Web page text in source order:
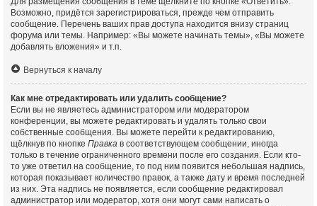
Возможно, придётся зарегистрироваться, прежде чем отправить
сообщение. Перечень ваших прав доступа находится внизу страниц
форума или темы. Например: «Вы можете начинать темы», «Вы можете
добавлять вложения» и т.п.
Вернуться к началу
Как мне отредактировать или удалить сообщение?
Если вы не являетесь администратором или модератором
конференции, вы можете редактировать и удалять только свои
собственные сообщения. Вы можете перейти к редактированию,
щёлкнув по кнопке Правка в соответствующем сообщении, иногда
только в течение ограниченного времени после его создания. Если кто-
то уже ответил на сообщение, то под ним появится небольшая надпись,
которая показывает количество правок, а также дату и время последней
из них. Эта надпись не появляется, если сообщение редактировал
администратор или модератор, хотя они могут сами написать о